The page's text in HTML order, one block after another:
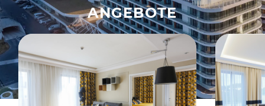
ANGEBOTE